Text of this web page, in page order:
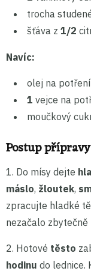
trocha
šťáva z 1/2
Navíc:
olej na
1 vejce na
moučkový
Postup
1. Do mísy dejte
máslo, žloutek,
zpracujte hladké
nezačalo zbytečně
2. Hotové těsto
hodinu do lednice.